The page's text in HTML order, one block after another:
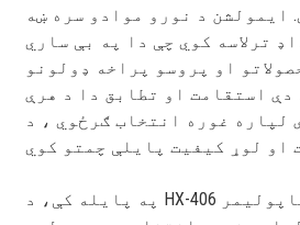
ایمولشن د نورو موادو سره ښه
ترلاسه کوي چې دا په بې ساري
او پروسو پراخه ډولونو
دې استقامت او تطابق دا د هرې
لپاره غوره انتخاب ګرځوي ، د
په پایله کې، د HX-406 سټیرین اکریلیټ کاپولیمر